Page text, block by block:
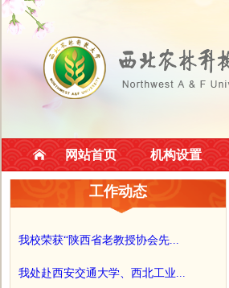
网站首页 机构设置
工作动态
我校荣获“陕西省老教授协会先...
我处赴西安交通大学、西北工业...